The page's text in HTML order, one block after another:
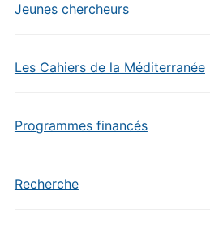
Jeunes chercheurs
Les Cahiers de la Méditerranée
Programmes financés
Recherche